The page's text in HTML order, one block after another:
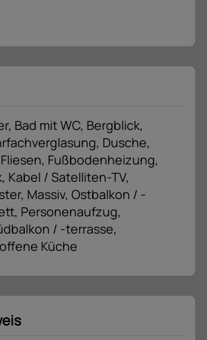
Bad mit WC Bergblick
Dusche
Fliesen Fußbodenheizung
Kabel / Satelliten-TV
Massiv Ostbalkon / -
Personenaufzug
/ -terrasse
Küche